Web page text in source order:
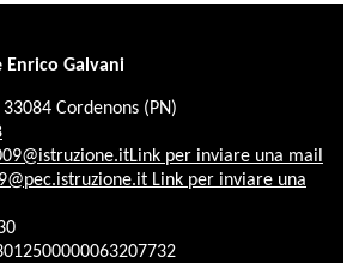
Enrico Galvani
Cordenons (PN)
Link per inviare una mail
Link per inviare una